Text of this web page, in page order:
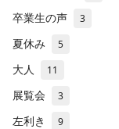
卒業生の声 3
夏休み 5
大人 11
展覧会 3
左利き 9